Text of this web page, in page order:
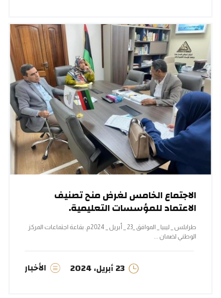
الاجتماع الخامس لغرض منح تصنيف
الاعتماد للمؤسسات التعليمية.
طرابلس _ ليبيا _ الموافق _23 _ أبريل _ 2024م. بقاعة اجتماعات المركز
الوطني لضمان ...
23 أبريل، 2024 الأخبار